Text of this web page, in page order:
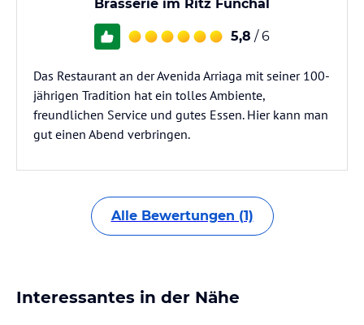
Brasserie im Ritz Funchal
5,8 / 6
Das Restaurant an der Avenida Arriaga mit seiner 100-
jährigen Tradition hat ein tolles Ambiente,
freundlichen Service und gutes Essen. Hier kann man
gut einen Abend verbringen.
Alle Bewertungen (1)
Interessantes in der Nähe